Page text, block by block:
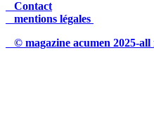
Contact
mentions légales
© magazine acumen 2025-all